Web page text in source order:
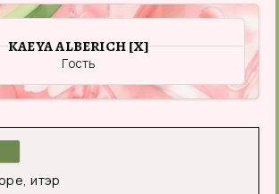
KAEYA ALBERICH [X]
Гость
итэр